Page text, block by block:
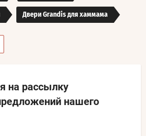
Двери Grandis для хаммама
на рассылку
нашего